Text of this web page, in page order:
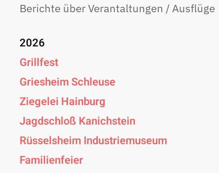
Berichte über Verantaltungen / Ausflüge
2026
Grillfest
Griesheim Schleuse
Ziegelei Hainburg
Jagdschloß Kanichstein
Rüsselsheim Industriemuseum
Familienfeier